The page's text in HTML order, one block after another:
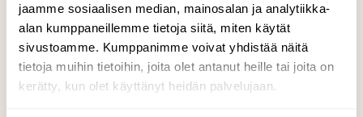
jaamme sosiaalisen median, mainosalan ja analytiikka-
alan kumppaneillemme tietoja siitä, miten käytät
sivustoamme. Kumppanimme voivat yhdistää näitä
tietoja muihin tietoihin, joita olet antanut heille tai joita on
kerätty, kun olet käyttänyt heidän palvelujaan.
Lepotauolla
Mukava katsella suomaisemaa mättäällä
istuen - ja riittävänä saaliina luontoelämys...